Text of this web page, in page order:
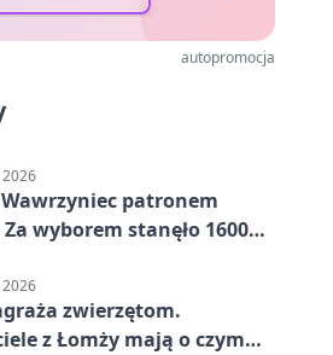
autopromocja
patronem
wyborem stanęło 1600
zwierzętom.
z Łomży mają o czym